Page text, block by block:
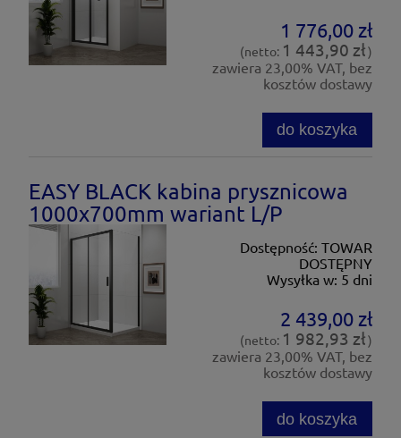
1 776,00 zł
(netto: 1 443,90 zł)
zawiera 23,00% VAT, bez
kosztów dostawy
do koszyka
EASY BLACK kabina prysznicowa
1000x700mm wariant L/P
Dostępność: TOWAR
DOSTĘPNY
Wysyłka w: 5 dni
2 439,00 zł
(netto: 1 982,93 zł)
zawiera 23,00% VAT, bez
kosztów dostawy
do koszyka